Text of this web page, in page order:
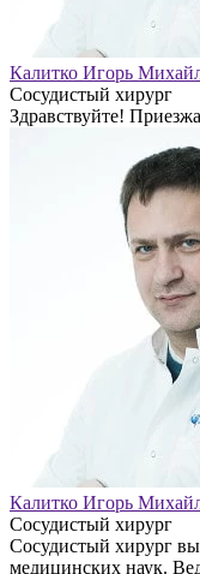
Калитко Игорь
Сосудистый хирург
Здравствуйте!
Калитко Игорь
Сосудистый хирург
Сосудистый хирург
медицинских наук.